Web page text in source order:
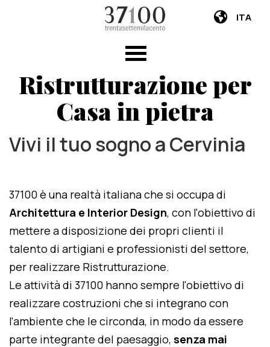
ITA
Ristrutturazione per
Casa in pietra
Vivi il tuo sogno a Cervinia
37100 è una realtà italiana che si occupa di
Architettura e Interior Design, con l'obiettivo di
mettere a disposizione dei propri clienti il
talento di artigiani e professionisti del settore,
per realizzare Ristrutturazione.
Le attività di 37100 hanno sempre l'obiettivo di
realizzare costruzioni che si integrano con
l'ambiente che le circonda, in modo da essere
parte integrante del paesaggio, senza mai